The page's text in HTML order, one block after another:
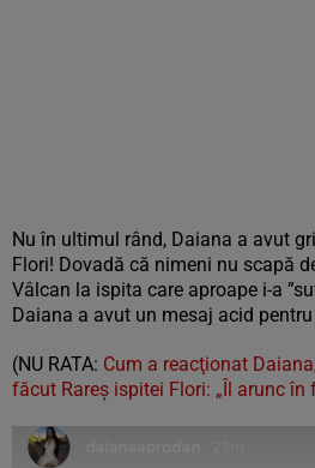
Nu în ultimul rând, Daiana a avut
Flori! Dovadă că nimeni nu scapă
Vâlcan la ispita care aproape i-a
Daiana a avut un mesaj acid
(NU RATA: Cum a reacţionat
făcut Rareş ispitei Flori: „Îl arunc în